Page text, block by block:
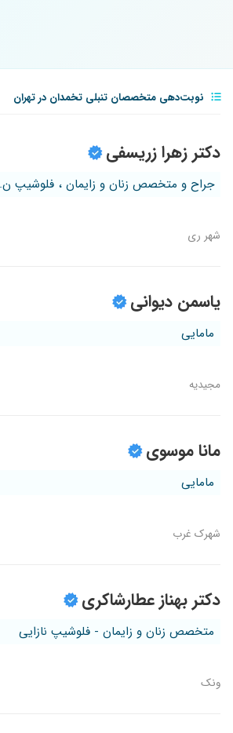
نوبت‌دهی متخصصان تنبلی تخمدان در تهران
دکتر زهرا زریسفی
جراح و متخصص زنان و زایمان ، فلوشیپ
شهر ری
یاسمن دیوانی
مامایی
مجیدیه
مانا موسوی
مامایی
شهرک غرب
دکتر بهناز عطارشاکری
متخصص زنان و زایمان - فلوشیپ نازایی
ونک